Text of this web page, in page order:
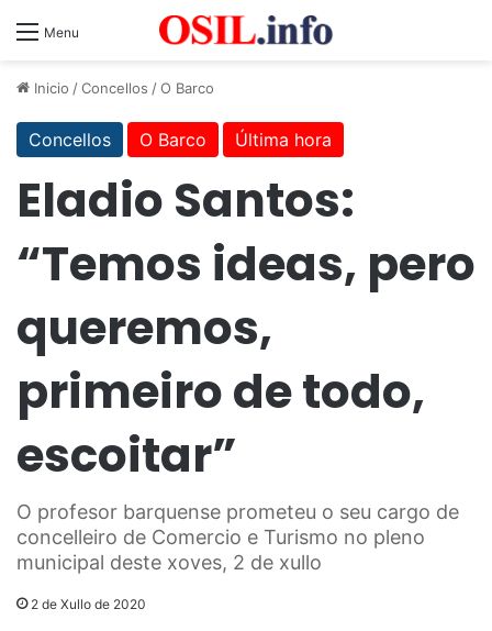
Menu
Inicio /Concellos /O Barco
Concellos O Barco Última hora
Eladio Santos:
“Temos ideas, pero
queremos,
primeiro de todo,
escoitar”
O profesor barquense prometeu o seu cargo de
concelleiro de Comercio e Turismo no pleno
municipal deste xoves, 2 de xullo
2 de Xullo de 2020